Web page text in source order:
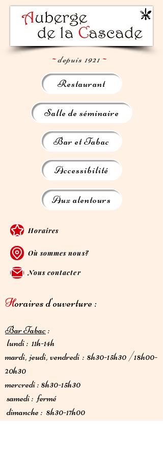
Restaurant
Salle de séminaire
Bar et Tabac
Accessibilité
Aux alentours
~depuis 1921 ~
Nous contacter
Où sommes nous?
Horaires
Horaires d'ouverture :
Bar Tabac :
lundi : 11h-14h
mardi, jeudi, vendredi : 8h30-15h30 /18h00-
20h30
mercredi : 8h30-15h30
samedi : fermé
dimanche : 8h30-17h00